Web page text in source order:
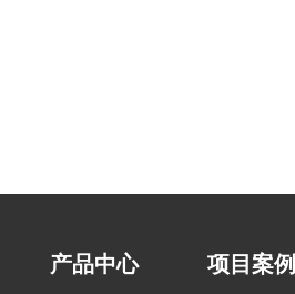
产品中心 项目案例